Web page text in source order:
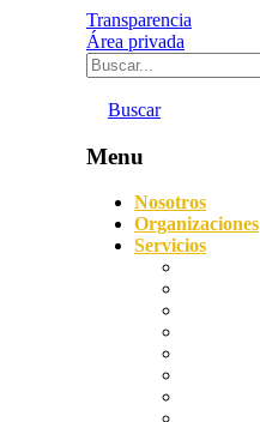
Transparencia
Área privada
Buscar
Menu
Nosotros
Organizaciones
Servicios